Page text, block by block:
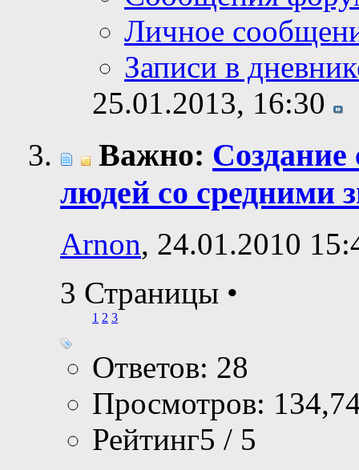
Личное
Записи в
25.01.2013, 16:30
Важно: Создание
людей со средними
Arnon, 24.01.2010
3 Страницы •
1 2 3
Ответов: 28
Просмотров:
Рейтинг5 / 5